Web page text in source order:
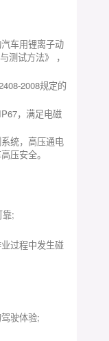
车用锂离子动
测试方法》 ，
2008规定的
，满足电磁
统，高压通电
压安全。
靠;
过程中发生碰
驶体验;